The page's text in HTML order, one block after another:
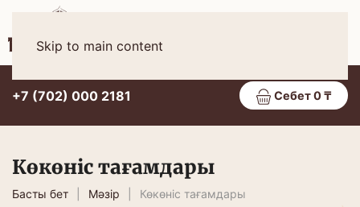
Skip to main content
+7 (702) 000 2181 Себет 0 ₸
Көкөніс тағамдары
Басты бет Мәзір Көкөніс тағамдары